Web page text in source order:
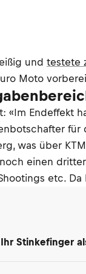
und testete
Moto
«Im Endeffekt
was über
einen
etc.
Stinkefinger